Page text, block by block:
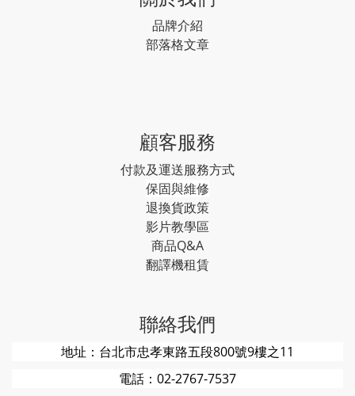
品牌介紹
部落格文章
顧客服務
付款及運送服務方式
保固與維修
退換貨政策
影片教學區
商品Q&A
翻譯機租賃
聯絡我們
地址：台北市忠孝東路五段800號9樓之11
電話：02-2767-7537